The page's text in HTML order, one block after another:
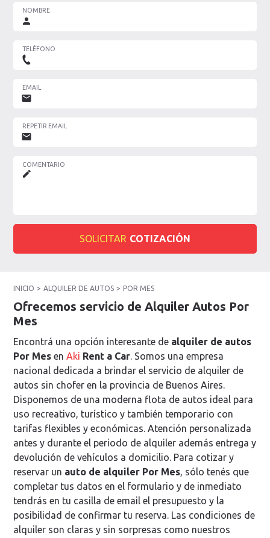
NOMBRE
TELÉFONO
EMAIL
REPETIR EMAIL
COMENTARIO
SOLICITAR COTIZACIÓN
INICIO ALQUILER DE AUTOS POR MES
Ofrecemos servicio de Alquiler Autos Por
Mes
Encontrá una opción interesante de alquiler de autos
Por Mes enAki Rent a Car. Somos una empresa
nacional dedicada a brindar el servicio de alquiler de
autos sin chofer en la provincia de Buenos Aires.
Disponemos de una moderna flota de autos ideal para
uso recreativo, turístico y también temporario con
tarifas flexibles y económicas. Atención personalizada
antes y durante el periodo de alquiler además entrega y
devolución de vehículos a domicilio. Para cotizar y
reservar un auto de alquiler Por Mes, sólo tenés que
completar tus datos en el formulario y de inmediato
tendrás en tu casilla de email el presupuesto y la
posibilidad de confirmar tu reserva. Las condiciones de
alquiler son claras y sin sorpresas como nuestros